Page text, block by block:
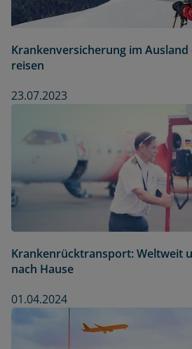
Krankenversicherung im
reisen
23.07.2023
Krankenrücktransport: Weltweit
nach Hause
01.04.2024